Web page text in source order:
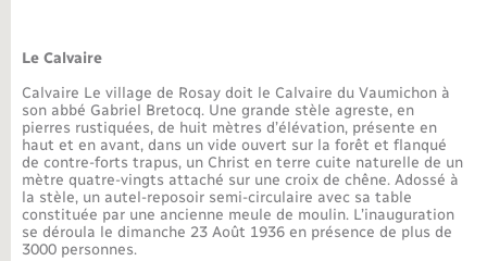
Tourisme
Nouvel habitant
Nouvelle activité
Le Calvaire
Calvaire Le village de Rosay doit le Calvaire du Vaumichon à
son abbé Gabriel Bretocq. Une grande stèle agreste, en
pierres rustiquées, de huit mètres d’élévation, présente en
haut et en avant, dans un vide ouvert sur la forêt et flanqué
de contre-forts trapus, un Christ en terre cuite naturelle de un
mètre quatre-vingts attaché sur une croix de chêne. Adossé à
la stèle, un autel-reposoir semi-circulaire avec sa table
constituée par une ancienne meule de moulin. L’inauguration
se déroula le dimanche 23 Août 1936 en présence de plus de
3000 personnes.